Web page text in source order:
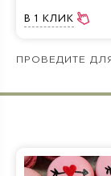
В 1 КЛИК